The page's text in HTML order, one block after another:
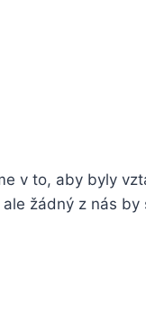
v to, aby byly
žádný z nás